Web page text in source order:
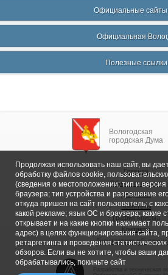
Официальные
Официальная
Полезные ссылки
Вологодская
городская Дума
Главная
Общие сведения
Депутаты
Комитеты
График приема
Контакты
Депутатские
Продолжая использовать наш сайт, вы
обработку файлов cookie,
(сведения о местоположении; тип и
браузера; тип устройства и разрешение
откуда пришел на сайт пользователь; с
какой рекламе; язык ОС и браузера; какие
открывает и на какие кнопки нажимает
адрес) в целях функционирования сайта,
ретаргетинга и проведения
обзоров. Если вы не хотите, чтобы ваши
обрабатывались, покиньте сайт